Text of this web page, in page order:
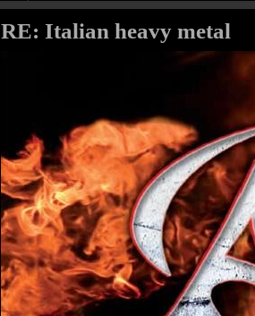
RE: Italian heavy metal